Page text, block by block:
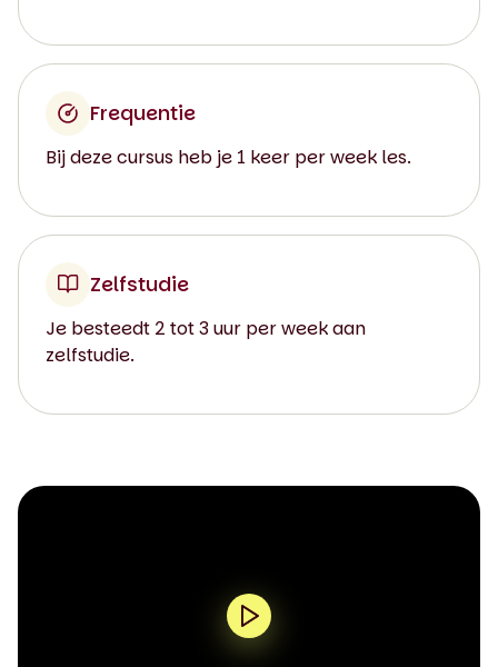
Frequentie
Bij deze cursus heb je 1 keer per week les.
Zelfstudie
Je besteedt 2 tot 3 uur per week aan
zelfstudie.